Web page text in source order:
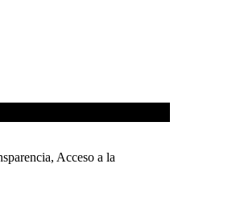
Acceso a la